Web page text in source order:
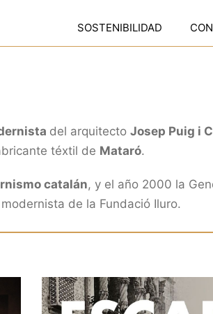
SOSTENIBILIDAD
del arquitecto Josep Puig i
téxtil de Mataró.
catalán, y el año 2000 la
modernista de la Fundació Iluro.